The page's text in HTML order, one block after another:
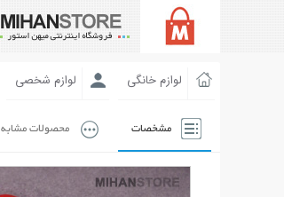
لوازم خانگی لوازم شخصی
مشخصات محصولات مشابه